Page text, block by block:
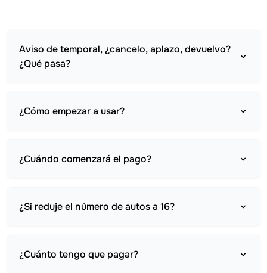
Aviso de temporal, ¿cancelo, aplazo, devuelvo?
¿Qué pasa?
¿Cómo empezar a usar?
¿Cuándo comenzará el pago?
¿Si reduje el número de autos a 16?
¿Cuánto tengo que pagar?